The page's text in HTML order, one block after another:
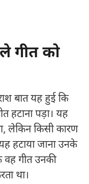
गीत को
बात यह हुई कि
हटाना पड़ा। यह
लेकिन किसी कारण
हटाया जाना उनके
वह गीत उनकी
था।